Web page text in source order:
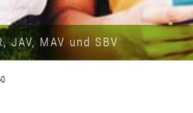
JAV, MAV und SBV